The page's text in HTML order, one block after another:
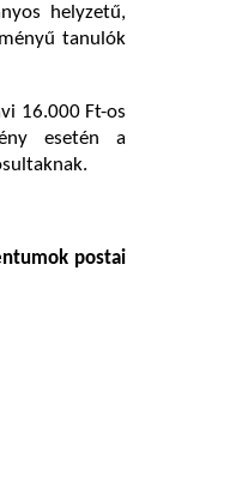
helyzetű,
tanulók
16.000 Ft-os
esetén a
postai